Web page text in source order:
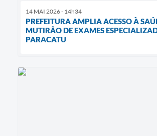
14 MAI 2026 - 14h34
PREFEITURA AMPLIA ACESSO À
MUTIRÃO DE EXAMES
PARACATU